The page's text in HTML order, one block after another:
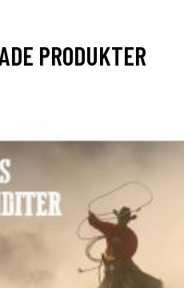
PRODUKTER